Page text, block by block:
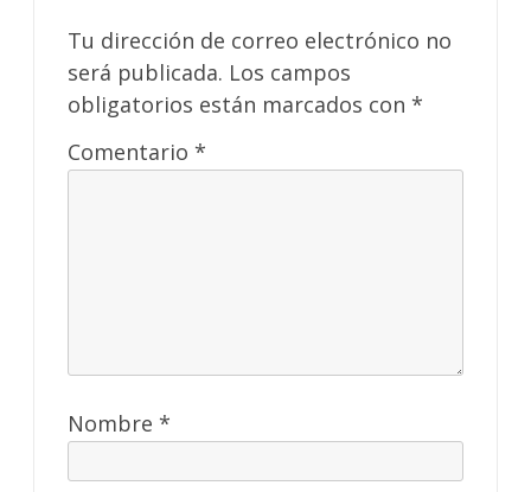
Tu dirección de correo electrónico no
será publicada. Los campos
obligatorios están marcados con *
Comentario *
Nombre *